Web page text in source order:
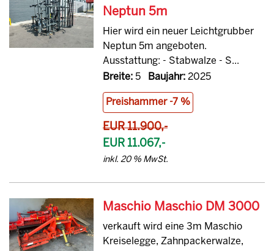
Neptun 5m
Hier wird ein neuer Leichtgrubber
Neptun 5m angeboten.
Ausstattung: - Stabwalze - S...
Breite:5 Baujahr:2025
Preishammer -7 %
EUR 11.900,-
EUR 11.067,-
inkl. 20 % MwSt.
Maschio Maschio DM 3000
verkauft wird eine 3m Maschio
Kreiselegge, Zahnpackerwalze,